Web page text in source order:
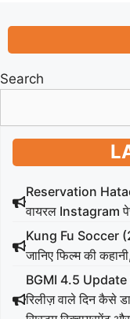
Search
Reservation
वायरल Instagram
Kung Fu Soccer
जानिए फिल्म की
BGMI 4.5
रिलीज़ वाले दिन कैसे